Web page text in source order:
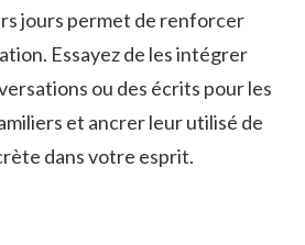
jours permet de renforcer​
Essayez de les intégrer
ou des écrits pour‌ les
‍et ancrer ‍leur⁣ utilisé de⁤
dans votre esprit.